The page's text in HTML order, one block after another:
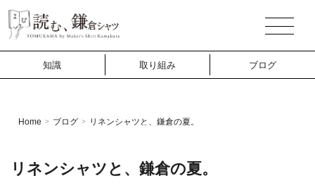
知識 取り組み ブログ
Home > ブログ > リネンシャツと、鎌倉の夏。
リネンシャツと、鎌倉の夏。